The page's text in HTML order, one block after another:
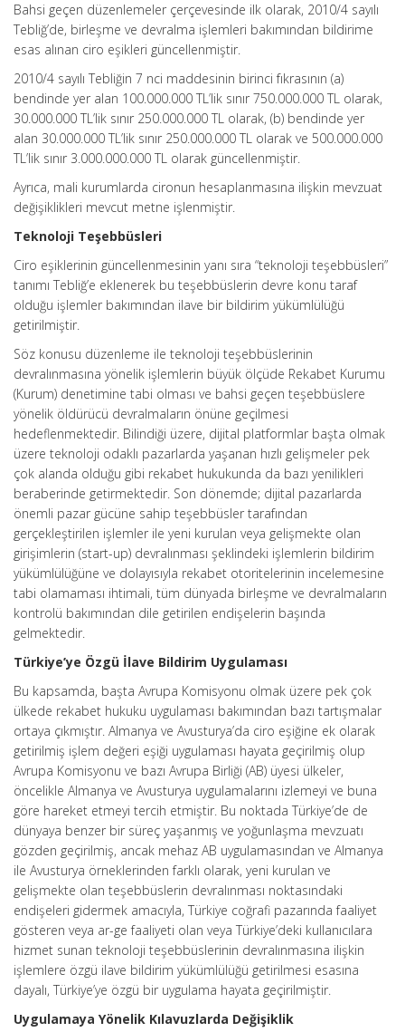
Bahsi geçen düzenlemeler çerçevesinde ilk olarak, 2010/4 sayılı
Tebliğ’de, birleşme ve devralma işlemleri bakımından bildirime
esas alınan ciro eşikleri güncellenmiştir.
2010/4 sayılı Tebliğin 7 nci maddesinin birinci fıkrasının (a)
bendinde yer alan 100.000.000 TL’lik sınır 750.000.000 TL olarak,
30.000.000 TL’lik sınır 250.000.000 TL olarak, (b) bendinde yer
alan 30.000.000 TL’lik sınır 250.000.000 TL olarak ve 500.000.000
TL’lik sınır 3.000.000.000 TL olarak güncellenmiştir.
Ayrıca, mali kurumlarda cironun hesaplanmasına ilişkin mevzuat
değişiklikleri mevcut metne işlenmiştir.
Teknoloji Teşebbüsleri
Ciro eşiklerinin güncellenmesinin yanı sıra “teknoloji teşebbüsleri”
tanımı Tebliğ’e eklenerek bu teşebbüslerin devre konu taraf
olduğu işlemler bakımından ilave bir bildirim yükümlülüğü
getirilmiştir.
Söz konusu düzenleme ile teknoloji teşebbüslerinin
devralınmasına yönelik işlemlerin büyük ölçüde Rekabet Kurumu
(Kurum) denetimine tabi olması ve bahsi geçen teşebbüslere
yönelik öldürücü devralmaların önüne geçilmesi
hedeflenmektedir. Bilindiği üzere, dijital platformlar başta olmak
üzere teknoloji odaklı pazarlarda yaşanan hızlı gelişmeler pek
çok alanda olduğu gibi rekabet hukukunda da bazı yenilikleri
beraberinde getirmektedir. Son dönemde; dijital pazarlarda
önemli pazar gücüne sahip teşebbüsler tarafından
gerçekleştirilen işlemler ile yeni kurulan veya gelişmekte olan
girişimlerin (start-up) devralınması şeklindeki işlemlerin bildirim
yükümlülüğüne ve dolayısıyla rekabet otoritelerinin incelemesine
tabi olamaması ihtimali, tüm dünyada birleşme ve devralmaların
kontrolü bakımından dile getirilen endişelerin başında
gelmektedir.
Türkiye’ye Özgü İlave Bildirim Uygulaması
Bu kapsamda, başta Avrupa Komisyonu olmak üzere pek çok
ülkede rekabet hukuku uygulaması bakımından bazı tartışmalar
ortaya çıkmıştır. Almanya ve Avusturya’da ciro eşiğine ek olarak
getirilmiş işlem değeri eşiği uygulaması hayata geçirilmiş olup
Avrupa Komisyonu ve bazı Avrupa Birliği (AB) üyesi ülkeler,
öncelikle Almanya ve Avusturya uygulamalarını izlemeyi ve buna
göre hareket etmeyi tercih etmiştir. Bu noktada Türkiye’de de
dünyaya benzer bir süreç yaşanmış ve yoğunlaşma mevzuatı
gözden geçirilmiş, ancak mehaz AB uygulamasından ve Almanya
ile Avusturya örneklerinden farklı olarak, yeni kurulan ve
gelişmekte olan teşebbüslerin devralınması noktasındaki
endişeleri gidermek amacıyla, Türkiye coğrafi pazarında faaliyet
gösteren veya ar-ge faaliyeti olan veya Türkiye’deki kullanıcılara
hizmet sunan teknoloji teşebbüslerinin devralınmasına ilişkin
işlemlere özgü ilave bildirim yükümlülüğü getirilmesi esasına
dayalı, Türkiye’ye özgü bir uygulama hayata geçirilmiştir.
Uygulamaya Yönelik Kılavuzlarda Değişiklik